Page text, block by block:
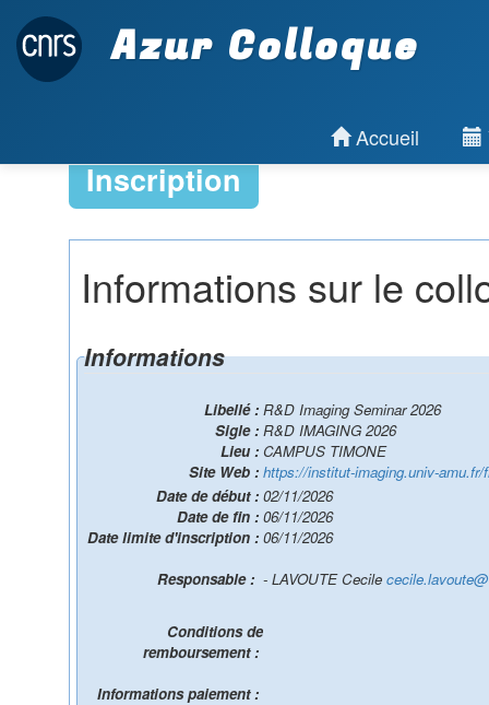
Azur Colloque
Accueil
Inscription
Informations sur le
Informations
Libellé : R&D Imaging Seminar 2026
Sigle : R&D IMAGING 2026
Lieu : CAMPUS TIMONE
Site Web : https://institut-imaging.univ-
Date de début : 02/11/2026
Date de fin : 06/11/2026
Date limite d'inscription : 06/11/2026
- LAVOUTE Cecile
Conditions de
remboursement :
Informations paiement :